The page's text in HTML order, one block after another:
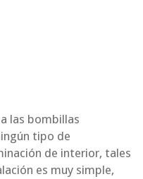
las bombillas
tipo de
de interior, tales
es muy simple,